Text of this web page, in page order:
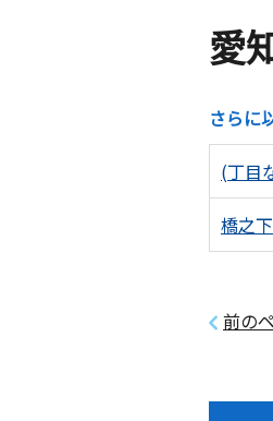
愛
さらに
(丁目
橋之下
前の